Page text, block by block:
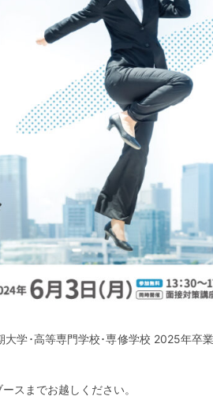
学･高等専門学校･専修学校 2025年卒業
スまでお越しください。